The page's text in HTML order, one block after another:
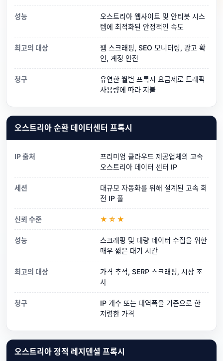
성능
오스트리아 웹사이트 및 안티봇 시스
템에 최적화된 안정적인 속도
최고의 대상
웹 스크래핑, SEO 모니터링, 광고 확
인, 계정 안전
청구
유연한 월별 프록시 요금제로 트래픽
사용량에 따라 지불
오스트리아 순환 데이터센터 프록시
IP 출처
프리미엄 클라우드 제공업체의 고속
오스트리아 데이터 센터 IP
세션
대규모 자동화를 위해 설계된 고속 회
전 IP 풀
신뢰 수준 ★☆★
성능
스크래핑 및 대량 데이터 수집을 위한
매우 짧은 대기 시간
최고의 대상
가격 추적, SERP 스크래핑, 시장 조
사
청구
IP 개수 또는 대역폭을 기준으로 한
저렴한 가격
오스트리아 정적 레지덴셜 프록시